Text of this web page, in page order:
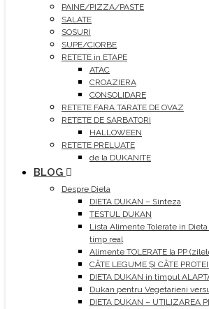
PAINE/PIZZA/PASTE
SALATE
SOSURI
SUPE/CIORBE
RETETE in ETAPE
ATAC
CROAZIERA
CONSOLIDARE
RETETE FARA TARATE DE OVAZ
RETETE DE SARBATORI
HALLOWEEN
RETETE PRELUATE
de la DUKANITE
BLOG
Despre Dieta
DIETA DUKAN – Sinteza
TESTUL DUKAN
Lista Alimente Tolerate in
timp real
Alimente TOLERATE la PP
CÂTE LEGUME ȘI CÂTE
DIETA DUKAN in timpul
Dukan pentru Vegetarieni
DIETA DUKAN – UTILIZAREA